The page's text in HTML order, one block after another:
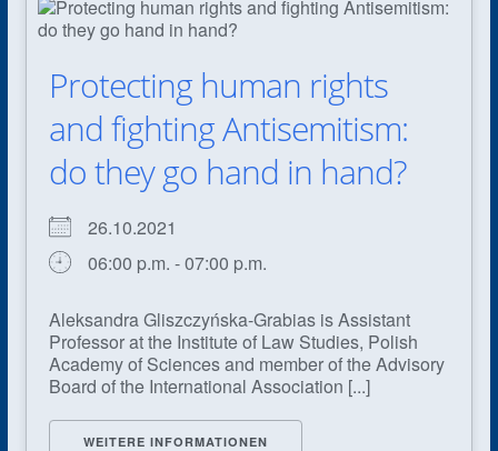
Protecting human rights
and fighting Antisemitism:
do they go hand in hand?
26.10.2021
06:00 p.m. - 07:00 p.m.
Aleksandra Gliszczyńska-Grabias is Assistant
Professor at the Institute of Law Studies, Polish
Academy of Sciences and member of the Advisory
Board of the International Association [...]
WEITERE INFORMATIONEN